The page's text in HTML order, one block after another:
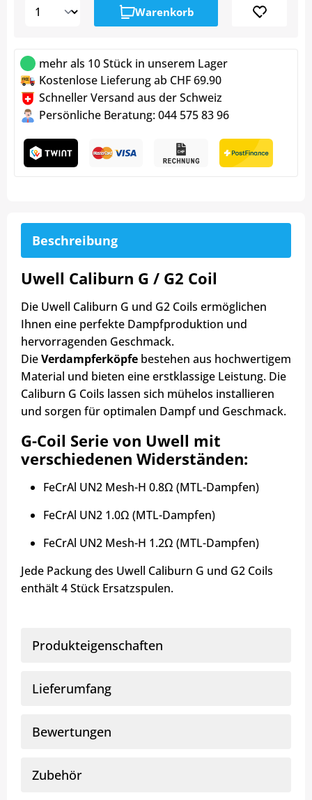
Warenkorb
mehr als 10 Stück in unserem Lager
Kostenlose Lieferung ab CHF 69.90
Schneller Versand aus der Schweiz
Persönliche Beratung: 044 575 83 96
Beschreibung
Uwell Caliburn G / G2 Coil
Die Uwell Caliburn G und G2 Coils ermöglichen
Ihnen eine perfekte Dampfproduktion und
hervorragenden Geschmack.
DieVerdampferköpfe bestehen aus hochwertigem
Material und bieten eine erstklassige Leistung. Die
Caliburn G Coils lassen sich mühelos installieren
und sorgen für optimalen Dampf und Geschmack.
G-Coil Serie von Uwell mit
verschiedenen Widerständen:
FeCrAl UN2 Mesh-H 0.8Ω (MTL-Dampfen)
FeCrAl UN2 1.0Ω (MTL-Dampfen)
FeCrAl UN2 Mesh-H 1.2Ω (MTL-Dampfen)
Jede Packung des Uwell Caliburn G und G2 Coils
enthält 4 Stück Ersatzspulen.
Produkteigenschaften
Lieferumfang
Bewertungen
Zubehör